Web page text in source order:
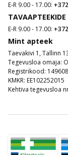
E-R 9.00 - 17.00:
E-R 9.00 - 17.00:
Mint apteek
Taevakivi 1, Tallinn
Tegevusloa omaja:
Registrikood:
KMKR: EE102252015
Kehtiva tegevusloa